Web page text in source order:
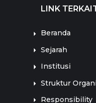
LINK
Beranda
Sejarah
Institusi
Struktur
Responsibility